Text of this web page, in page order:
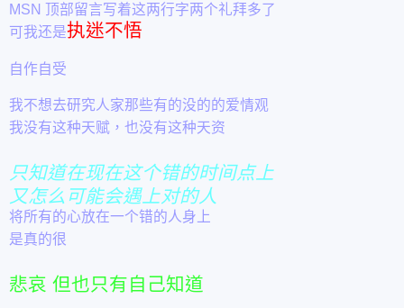
MSN 顶部留言写着这两行字两个礼拜多了
可我还是执迷不悟
自作自受
我不想去研究人家那些有的没的的爱情观
我没有这种天赋，也没有这种天资
只知道在现在这个错的时间点上
又怎么可能会遇上对的人
将所有的心放在一个错的人身上
是真的很
悲哀 但也只有自己知道